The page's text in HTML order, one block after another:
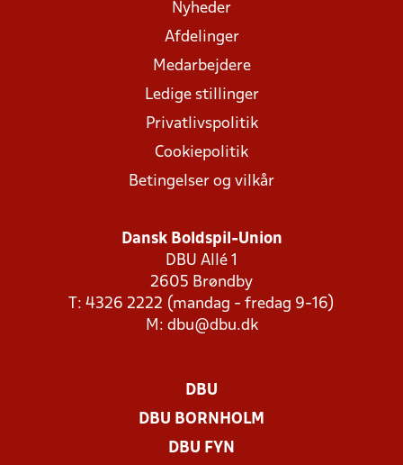
Nyheder
Afdelinger
Medarbejdere
Ledige stillinger
Privatlivspolitik
Cookiepolitik
Betingelser og vilkår
Dansk Boldspil-Union
DBU Allé 1
2605 Brøndby
T: 4326 2222 (mandag - fredag 9-16)
M: dbu@dbu.dk
DBU
DBU BORNHOLM
DBU FYN